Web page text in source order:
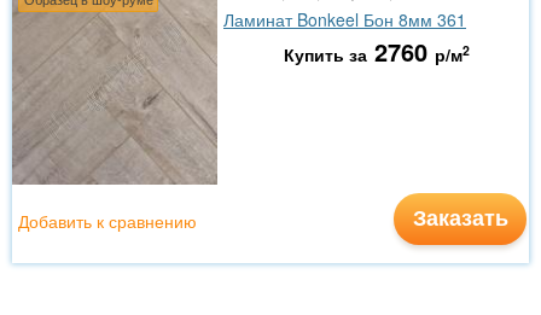
Ламинат Bonkeel Бон 8мм 361
Купить за 2760 р/м2
Заказать
Добавить к сравнению